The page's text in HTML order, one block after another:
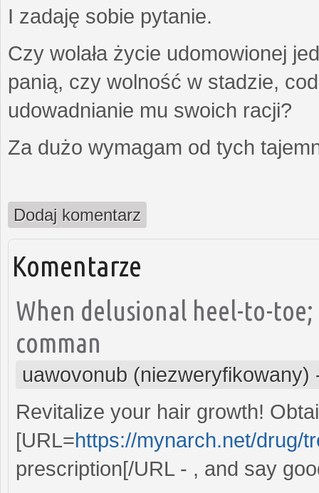
I zadaję sobie pytanie.
Czy wolała życie udomowionej
panią, czy wolność w stadzie,
udowadnianie mu swoich racji?
Za dużo wymagam od tych
Dodaj komentarz
Komentarze
When delusional heel-to-
comman
uawovonub (niezweryfikowany)
Revitalize your hair growth!
[URL=https://mynarch.net/drug/
prescription[/URL - , and say